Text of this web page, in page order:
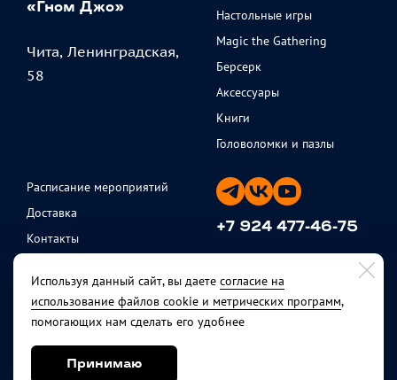
«Гном Джо»
Чита, Ленинградская,
58
Настольные игры
Magic the Gathering
Берсерк
Аксессуары
Книги
Головоломки и пазлы
Расписание мероприятий
Доставка
Контакты
Политика
конфиденциальности
Возврат товара
+7 924 477-46-75
ежедневно с 11 до 20
Используя данный сайт, вы даете согласие на
использование файлов cookie и метрических программ,
помогающих нам сделать его удобнее
Принимаю